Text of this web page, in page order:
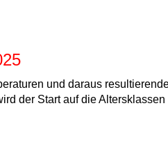
und daraus
der Start auf die